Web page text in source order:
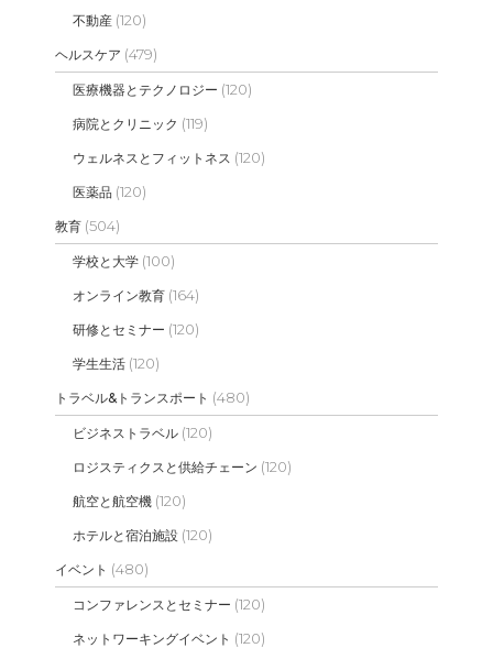
不動産 (120)
ヘルスケア (479)
医療機器とテクノロジー (120)
病院とクリニック (119)
ウェルネスとフィットネス (120)
医薬品 (120)
教育 (504)
学校と大学 (100)
オンライン教育 (164)
研修とセミナー (120)
学生生活 (120)
トラベル&トランスポート (480)
ビジネストラベル (120)
ロジスティクスと供給チェーン (120)
航空と航空機 (120)
ホテルと宿泊施設 (120)
イベント (480)
コンファレンスとセミナー (120)
ネットワーキングイベント (120)